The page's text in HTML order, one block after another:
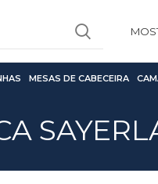
MESAS DE CABECEIRA